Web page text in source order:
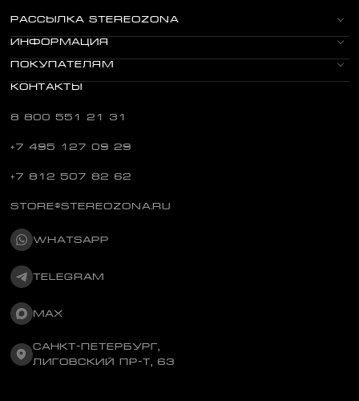
РАССЫЛКА STEREOZONA
ИНФОРМАЦИЯ
ПОКУПАТЕЛЯМ
КОНТАКТЫ
8 800 551 21 31
+7 495 127 09 29
+7 812 507 82 62
STORE@STEREOZONA.RU
WHATSAPP
TELEGRAM
MAX
САНКТ-ПЕТЕРБУРГ,
ЛИГОВСКИЙ ПР-Т, 63